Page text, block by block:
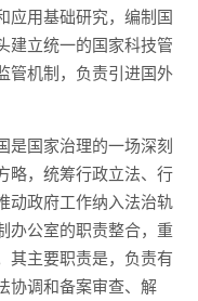
应用基础研究，编制国
建立统一的国家科技管
管机制，负责引进国外
是国家治理的一场深刻
略，统筹行政立法、行
动政府工作纳入法治轨
办公室的职责整合，重
其主要职责是，负责有
协调和备案审查、解